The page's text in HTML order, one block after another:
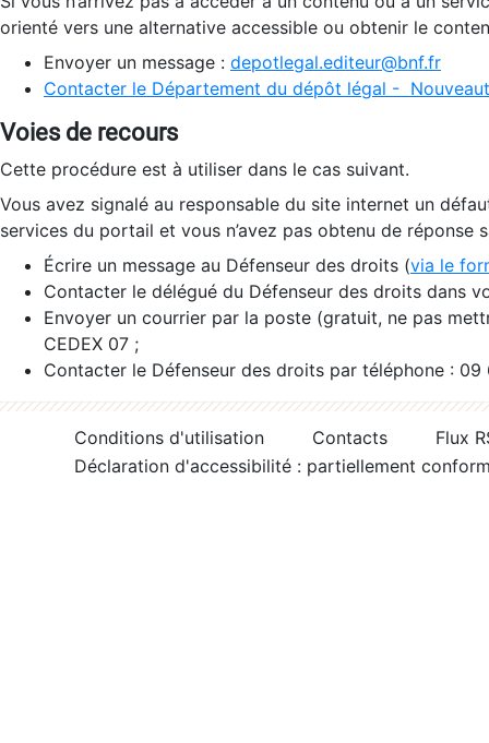
orienté vers une alternative accessible ou obtenir le
Envoyer un message : depotlegal.editeur@bnf.fr
Contacter le Département du dépôt légal -
Voies de recours
Cette procédure est à utiliser dans le cas suivant.
Vous avez signalé au responsable du site internet un
services du portail et vous n’avez pas obtenu de réponse
Écrire un message au Défenseur des droits (via le
Contacter le délégué du Défenseur des droits dans
Envoyer un courrier par la poste (gratuit, ne pas
CEDEX 07 ;
Contacter le Défenseur des droits par téléphone :
Conditions d'utilisation Contacts
Flux
Déclaration d'accessibilité : partiellement